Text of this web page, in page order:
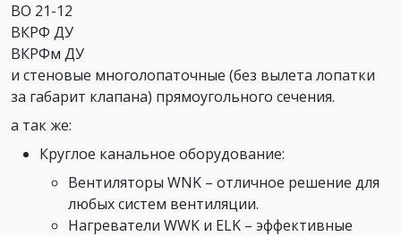
BO 21-12
ВКРФ ДУ
ВКРФм ДУ
и стеновые многолопаточные (без вылета лопатки
за габарит клапана) прямоугольного сечения.
а так же:
Круглое канальное оборудование:
Вентиляторы WNK – отличное решение для
любых систем вентиляции.
Нагреватели WWK и ELK – эффективные